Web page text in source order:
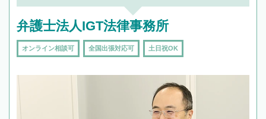
弁護士法人IGT法律事務所
オンライン相談可 全国出張対応可 土日祝OK